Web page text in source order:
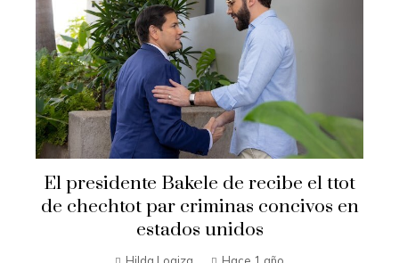
Secretario de Estado Marco Rubio
visita El Salvador
Hilda Loaiza Hace 1 año